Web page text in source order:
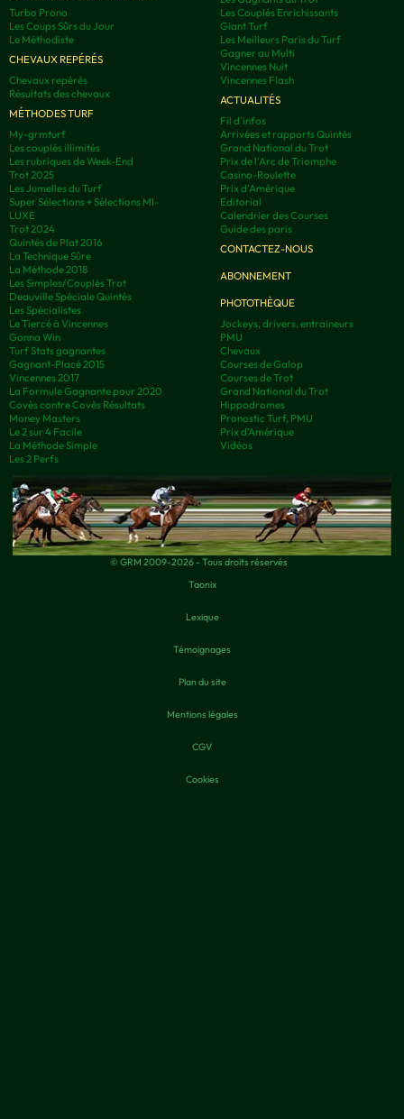
Turbo Prono
Les Coups Sûrs du Jour
Le Méthodiste
CHEVAUX REPÉRÉS
Chevaux repérés
Résultats des chevaux
MÉTHODES TURF
My-grmturf
Les couplés illimités
Les rubriques de Week-End
Trot 2025
Les Jumelles du Turf
Super Sélections + Sélections MI-
LUXE
Trot 2024
Quintés de Plat 2016
La Technique Sûre
La Méthode 2018
Les Simples/Couplés Trot
Deauville Spéciale Quintés
Les Spécialistes
Le Tiercé à Vincennes
Gonna Win
Turf Stats gagnantes
Gagnant-Placé 2015
Vincennes 2017
La Formule Gagnante pour 2020
Covès contre Covès Résultats
Money Masters
Le 2 sur 4 Facile
La Méthode Simple
Les 2 Perfs
Les Couplés Enrichissants
Giant Turf
Les Meilleurs Paris du Turf
Gagner au Multi
Vincennes Nuit
Vincennes Flash
ACTUALITÉS
Fil d'infos
Arrivées et rapports Quintés
Grand National du Trot
Prix de l'Arc de Triomphe
Casino-Roulette
Prix d'Amérique
Editorial
Calendrier des Courses
Guide des paris
CONTACTEZ-NOUS
ABONNEMENT
PHOTOTHÈQUE
Jockeys, drivers, entraineurs
PMU
Chevaux
Courses de Galop
Courses de Trot
Grand National du Trot
Hippodromes
Pronostic Turf, PMU
Prix d’Amérique
Vidéos
© GRM 2009-2026 - Tous droits réservés
Taonix
Lexique
Témoignages
Plan du site
Mentions légales
CGV
Cookies